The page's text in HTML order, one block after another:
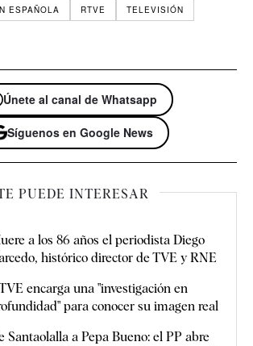
ESPAÑOLA RTVE
TELEVISIÓN
Únete al canal de Whatsapp
Síguenos en Google News
PUEDE INTERESAR
a los 86 años el periodista Diego
histórico director de TVE y RNE
encarga una "investigación en
para conocer su imagen real
Santaolalla a Pepa Bueno: el PP abre